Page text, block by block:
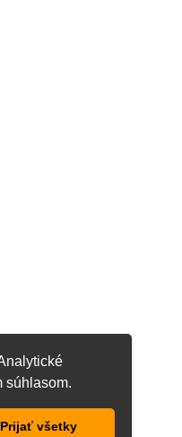
súhlasom.
Prijať všetky